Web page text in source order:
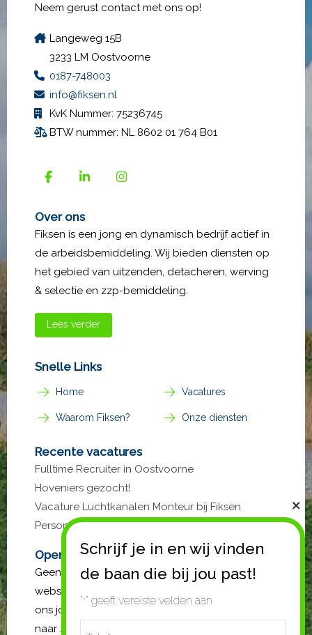
Neem gerust contact met ons op!
Langeweg 15B
3233 LM Oostvoorne
0187-748003
info@fiksen.nl
KvK Nummer: 75236745
BTW nummer: NL 8602 01 764 B01
Over ons
Fiksen is een jong en dynamisch bedrijf actief in
de arbeidsbemiddeling. Wij bieden diensten op
het gebied van uitzenden, detacheren, werving
& selectie en zzp-bemiddeling.
Lees verder
Snelle Links
Home Vacatures
Waarom Fiksen? Onze diensten
Recente vacatures
Fulltime Recruiter in Oostvoorne
Hoveniers gezocht!
Vacature Luchtkanalen Monteur bij Fiksen
Personeel
Open sollicitatie?
Geen passende vacature gevonden op de
website? Stuur gerust een open sollicitatie. Mail
ons jouw cv en vergeet niet de functie waar je
naar zoekt te vermelden. Wij gaan met jouw
"*" geeft vereiste velden aan